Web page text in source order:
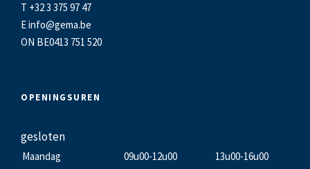
T +32 3 375 97 47
Einfo@gema.be
ON BE0413 751 520
OPENINGSUREN
gesloten
Maandag 09u00-12u00
13u00-16u00